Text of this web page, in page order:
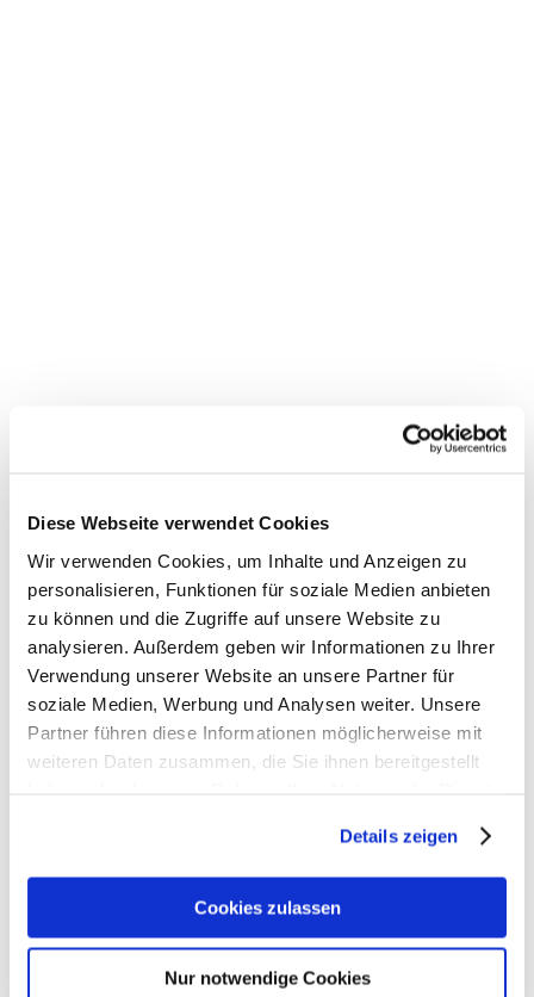
Diese Webseite verwendet Cookies
Wir verwenden Cookies, um Inhalte und Anzeigen zu
personalisieren, Funktionen für soziale Medien anbieten
zu können und die Zugriffe auf unsere Website zu
analysieren. Außerdem geben wir Informationen zu Ihrer
Verwendung unserer Website an unsere Partner für
soziale Medien, Werbung und Analysen weiter. Unsere
Partner führen diese Informationen möglicherweise mit
weiteren Daten zusammen, die Sie ihnen bereitgestellt
Details zeigen
Cookies zulassen
Nur notwendige Cookies